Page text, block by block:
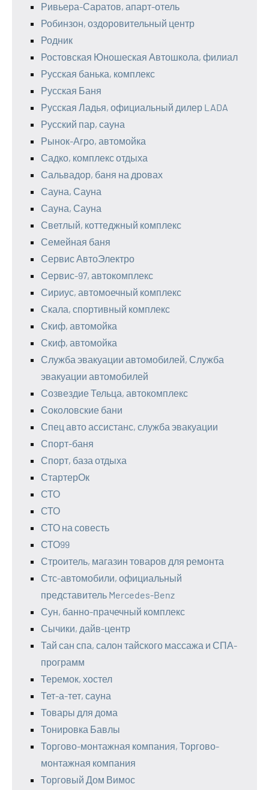
Ривьера-Саратов, апарт-отель
Робинзон, оздоровительный центр
Родник
Ростовская Юношеская Автошкола, филиал
Русская банька, комплекс
Русская Баня
Русская Ладья, официальный дилер LADA
Русский пар, сауна
Рынок-Агро, автомойка
Садко, комплекс отдыха
Сальвадор, баня на дровах
Сауна, Сауна
Сауна, Сауна
Светлый, коттеджный комплекс
Семейная баня
Сервис АвтоЭлектро
Сервис-97, автокомплекс
Сириус, автомоечный комплекс
Скала, спортивный комплекс
Скиф, автомойка
Скиф, автомойка
Служба эвакуации автомобилей, Служба
эвакуации автомобилей
Созвездие Тельца, автокомплекс
Соколовские бани
Спец авто ассистанс, служба эвакуации
Спорт-баня
Спорт, база отдыха
СтартерОк
СТО
СТО
СТО на совесть
СТО99
Строитель, магазин товаров для ремонта
Стс-автомобили, официальный
представитель Mercedes-Benz
Сун, банно-прачечный комплекс
Сычики, дайв-центр
Тай сан спа, салон тайского массажа и СПА-
программ
Теремок, хостел
Тет-а-тет, сауна
Товары для дома
Тонировка Бавлы
Торгово-монтажная компания, Торгово-
монтажная компания
Торговый Дом Вимос